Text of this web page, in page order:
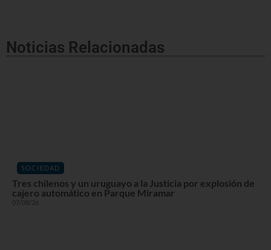
Noticias Relacionadas
SOCIEDAD
Tres chilenos y un uruguayo a la Justicia por explosión de
cajero automático en Parque Miramar
07/08/26